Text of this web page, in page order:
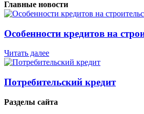
Главные новости
Особенности кредитов на
Читать далее
Потребительский кредит
Разделы сайта